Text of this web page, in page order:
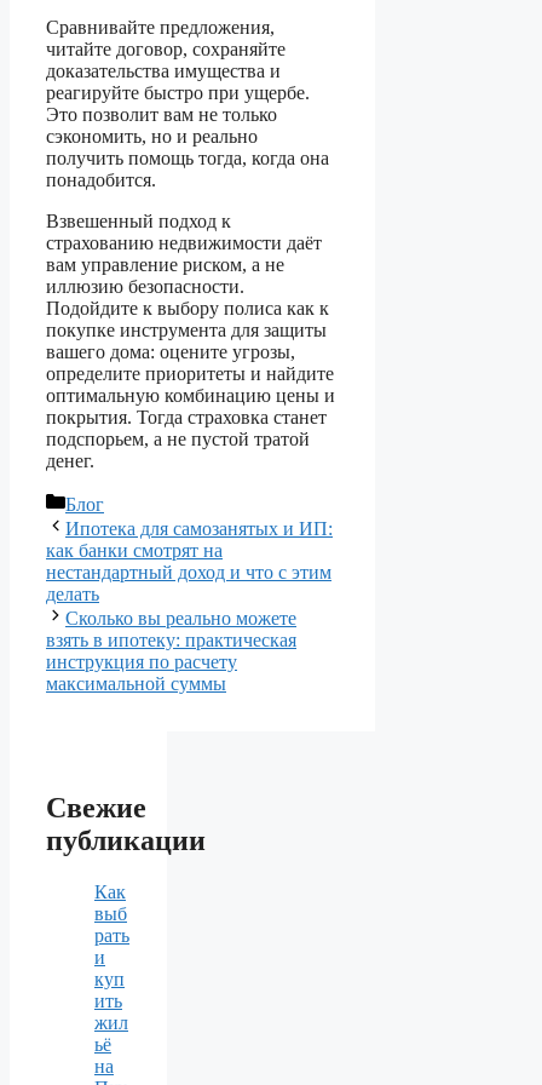
Сравнивайте предложения,
читайте договор, сохраняйте
доказательства имущества и
реагируйте быстро при ущербе.
Это позволит вам не только
сэкономить, но и реально
получить помощь тогда, когда она
понадобится.
Взвешенный подход к
страхованию недвижимости даёт
вам управление риском, а не
иллюзию безопасности.
Подойдите к выбору полиса как к
покупке инструмента для защиты
вашего дома: оцените угрозы,
определите приоритеты и найдите
оптимальную комбинацию цены и
покрытия. Тогда страховка станет
подспорьем, а не пустой тратой
денег.
Рубрики
Блог
Ипотека для самозанятых и ИП:
как банки смотрят на
нестандартный доход и что с этим
делать
Сколько вы реально можете
взять в ипотеку: практическая
инструкция по расчету
максимальной суммы
Свежие
публикации
Как
выб
рать
и
куп
ить
жил
ьё
на